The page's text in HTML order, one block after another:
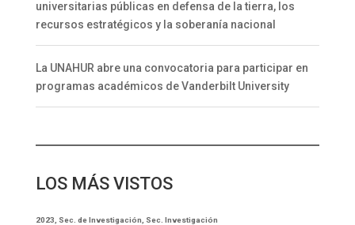
universitarias públicas en defensa de la tierra, los
recursos estratégicos y la soberanía nacional
La UNAHUR abre una convocatoria para participar en
programas académicos de Vanderbilt University
LOS MÁS VISTOS